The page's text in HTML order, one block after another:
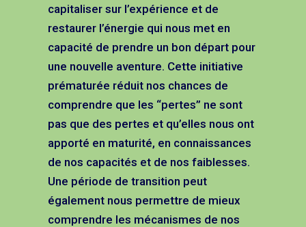
capitaliser sur l’expérience et de
restaurer l’énergie qui nous met en
capacité de prendre un bon départ pour
une nouvelle aventure. Cette initiative
prématurée réduit nos chances de
comprendre que les “pertes” ne sont
pas que des pertes et qu’elles nous ont
apporté en maturité, en connaissances
de nos capacités et de nos faiblesses.
Une période de transition peut
également nous permettre de mieux
comprendre les mécanismes de nos